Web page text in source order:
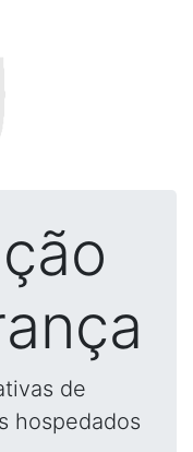
de
hospedados